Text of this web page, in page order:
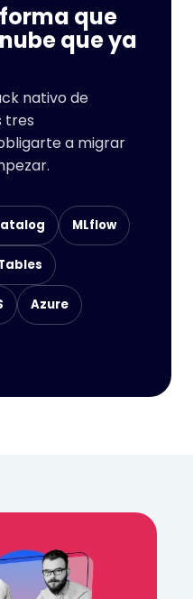
que
que ya
nativo de
tres
a migrar
MLflow
Azure